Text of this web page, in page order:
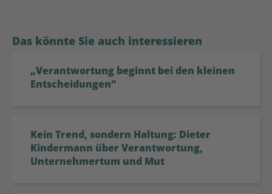
Das könnte Sie auch interessieren
„Verantwortung beginnt bei den kleinen
Entscheidungen“
Kein Trend, sondern Haltung: Dieter
Kindermann über Verantwortung,
Unternehmertum und Mut